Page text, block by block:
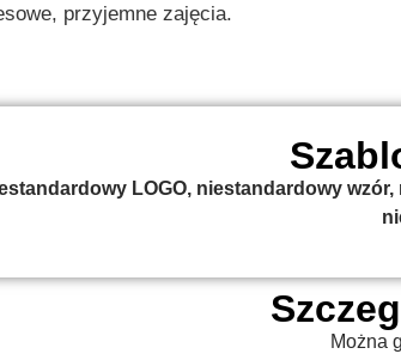
przyjemne zajęcia.
LOGO, niestandardowy
Można